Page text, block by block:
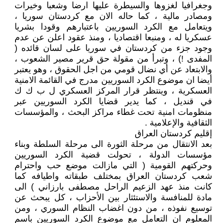
وجغرافيا لغزوها والسيطرة عليها ارضا وشعبا وخيرات
ومصادر مالية ، كما حاله الان مع كردستان سوريا ،
ويتعامل مع الكرد السوريين باعتبارهم وقودا بشريا
عسكريا له ، ومنبعا اقتصاديا ، ومنذ عقود اعلن عن عدم
وجود جزء من كردستان في سوريا على لسان قائده (
المفدى !) ، وتبرأ من مقولة حق قرير مصير الشعوب ،
والابتعاد عن أي نضال قومي من اجل الحقوق ، وهو يعتبر
أيضا ان موضوع الكرد السوريين مدرج في القائمة الامنية
العسكرية ، وينتظر قرار المركز العسكري ل ب ك ك
في قنديل ، كما يدير قضايا الكرد السوريين عبر
منظومات امنية تحت غطاء مراكز البحث ، والمؤسسات
الثقافية والإعلامية .
إقليم كردستان العراق
بعد الانتقال من مرحلة الثورة الى مرحلة السلطة وبناء
مؤسسات الدولة ، تحولت قضية الكرد السوريين
وحركتهم القومية ( التي مازالت موضع حب واحترام
شعب كردستان العراق بمختلف طبقاته واطيافه كما
كانت منذ عهد الزعيم الراحل مصطفى بارزاني ) الى
مادة للمنافسة والاستئثار بين الأحزاب ، كل يبحث عن
توسيع نفوذه ، من دون اغضاب النظام السوري ، ومن
المعلوم ان التعامل مع موضوع الكرد السوريين باسم